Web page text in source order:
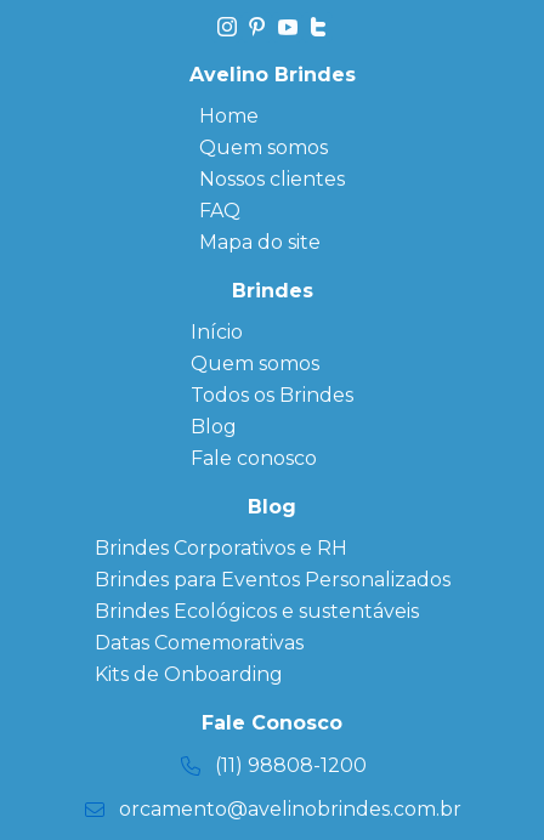
Avelino Brindes
Home
Quem somos
Nossos clientes
FAQ
Mapa do site
Brindes
Início
Quem somos
← Back
FAQ
Sitemap
Todos os Brindes
← Back
Agendas
Personalizadas
Personalizado
personalizados
Brindes
Corporativos
Copos Térmicos
Personalizados
Datas Especiais
Ecobag
Personalizada
Kits
Blog
Fale conosco
Blog
Brindes Corporativos e RH
Brindes para Eventos Personalizados
Brindes Ecológicos e sustentáveis
Datas Comemorativas
Kits de Onboarding
Fale Conosco
(11) 98808-1200
orcamento@avelinobrindes.com.br